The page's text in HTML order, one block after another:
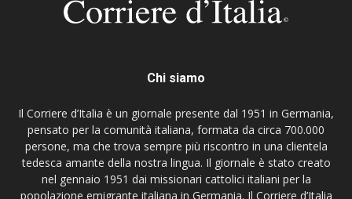
Chi siamo
Il Corriere d’Italia è un giornale presente dal 1951 in Germania,
pensato per la comunità italiana, formata da circa 700.000
persone, ma che trova sempre più riscontro in una clientela
tedesca amante della nostra lingua. Il giornale è stato creato
nel gennaio 1951 dai missionari cattolici italiani per la
popolazione emigrante italiana in Germania. Il Corriere d’Italia